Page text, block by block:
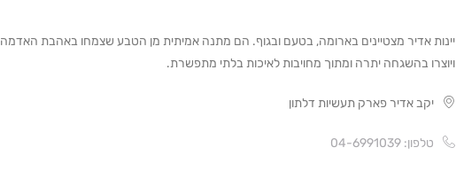
יינות אדיר מצטיינים בארומה, בטעם ובגוף. הם מתנה אמיתית מן הטבע שצמחו באהבת האדמה
ויוצרו בהשגחה יתרה ומתוך מחויבות לאיכות בלתי מתפשרת.
יקב אדיר פארק תעשיות דלתון
טלפון: 04-6991039